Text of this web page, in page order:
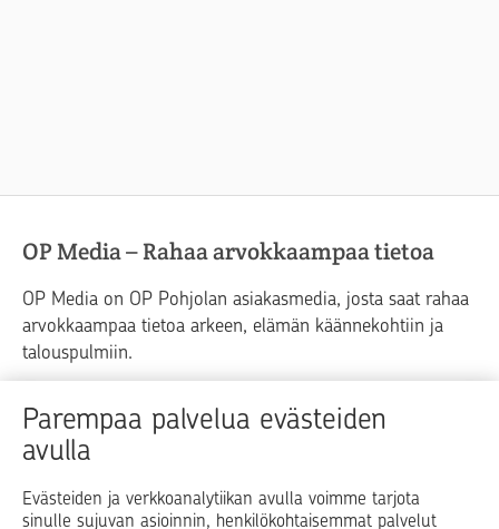
Parempaa palvelua evästeiden
avulla
Evästeiden ja verkkoanalytiikan avulla voimme tarjota
sinulle sujuvan asioinnin, henkilökohtaisemmat palvelut
OP Media – Rahaa arvokkaampaa tietoa
OP Media on OP Pohjolan asiakasmedia, josta saat rahaa
arvokkaampaa tietoa arkeen, elämän käännekohtiin ja
talouspulmiin.
Raha Elämä
Yrityselämä
Blogit ja puheenvuorot